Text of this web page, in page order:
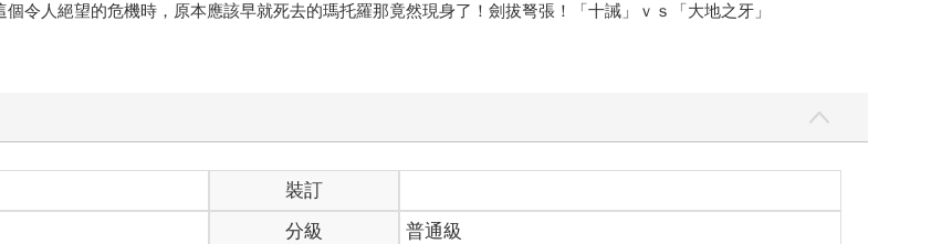
令人絕望的危機時，原本應該早就死去的瑪托羅那竟然現身了！劍拔弩張！「十誡」ｖｓ「大地之牙」
裝訂
分級
普通級